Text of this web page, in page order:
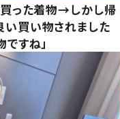
った着物→しかし帰
買い物されました
ですね」